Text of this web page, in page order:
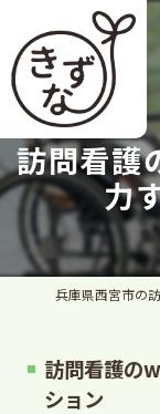
訪問看
力
訪問看護の
ション